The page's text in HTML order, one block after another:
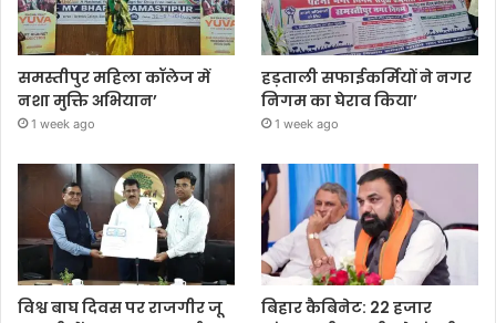
समस्तीपुर महिला कॉलेज में
नशा मुक्ति अभियान’
1 week ago
हड़ताली सफाईकर्मियों ने नगर
निगम का घेराव किया’
1 week ago
विश्व बाघ दिवस पर राजगीर जू
बिहार कैबिनेट: 22 हजार